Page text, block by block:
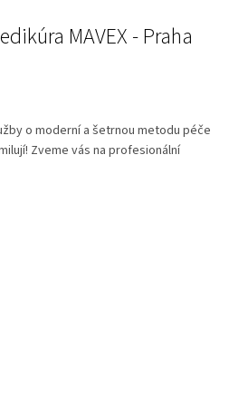
MAVEX - Praha
o moderní a šetrnou metodu péče
Zveme vás na profesionální